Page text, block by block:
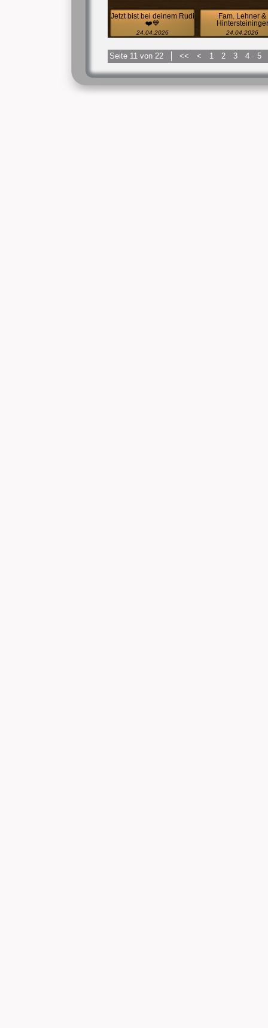
Jetzt bist bei deinem Rudi
❤️💙
24.04.2026
Fam. Lehner &
Hintersteininger
24.04.2026
Seite 11 von 22 << < 1 2 3 4 5